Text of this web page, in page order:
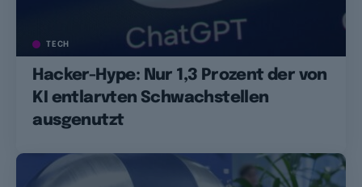
TECH
Hacker-Hype: Nur 1,3 Prozent der von
KI entlarvten Schwachstellen
ausgenutzt